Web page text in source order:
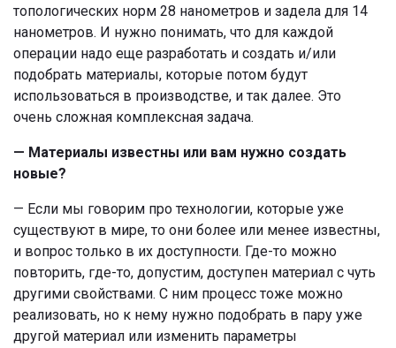
топологических норм 28 нанометров и задела для 14
нанометров. И нужно понимать, что для каждой
операции надо еще разработать и создать и/или
подобрать материалы, которые потом будут
использоваться в производстве, и так далее. Это
очень сложная комплексная задача.
— Материалы известны или вам нужно создать
новые?
— Если мы говорим про технологии, которые уже
существуют в мире, то они более или менее известны,
и вопрос только в их доступности. Где-то можно
повторить, где-то, допустим, доступен материал с чуть
другими свойствами. С ним процесс тоже можно
реализовать, но к нему нужно подобрать в пару уже
другой материал или изменить параметры